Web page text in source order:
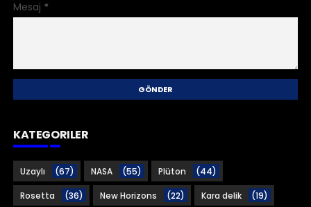
Mesaj *
KATEGORILER
Uzaylı (67) NASA (55) Plüton (44)
Rosetta (36) New Horizons (22) Kara delik (19)